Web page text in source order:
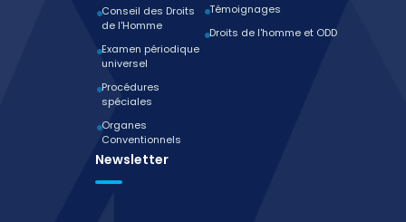
Conseil des Droits
de l'Homme
Examen périodique
universel
Procédures
spéciales
Organes
Conventionnels
Témoignages
Droits de l'homme et ODD
Newsletter